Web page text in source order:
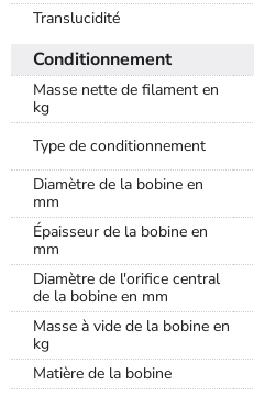
Translucidité
Conditionnement
Masse nette de filament en
kg
Type de conditionnement
Diamètre de la bobine en
mm
Épaisseur de la bobine en
mm
Diamètre de l'orifice central
de la bobine en mm
Masse à vide de la bobine en
kg
Matière de la bobine